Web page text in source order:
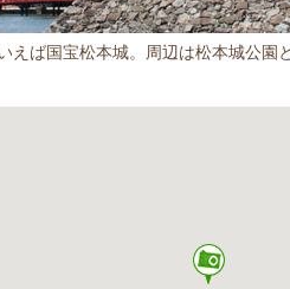
えば国宝松本城。周辺は松本城公園